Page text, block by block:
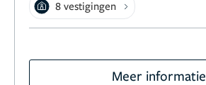
8 vestigingen
Meer informatie